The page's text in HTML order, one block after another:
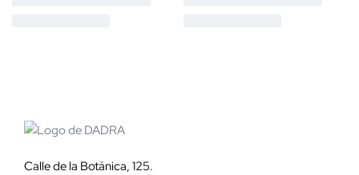
Calle de la Botánica, 125.